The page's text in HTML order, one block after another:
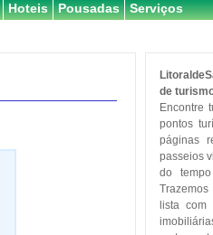
Hoteis Pousadas
Serviços
de
Encontre
pontos
páginas
passeios
do
lista com